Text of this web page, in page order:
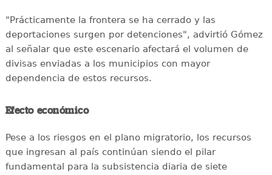
"Prácticamente la frontera se ha cerrado y las
deportaciones surgen por detenciones", advirtió Gómez
al señalar que este escenario afectará el volumen de
divisas enviadas a los municipios con mayor
dependencia de estos recursos.
Efecto económico
Pese a los riesgos en el plano migratorio, los recursos
que ingresan al país continúan siendo el pilar
fundamental para la subsistencia diaria de siete